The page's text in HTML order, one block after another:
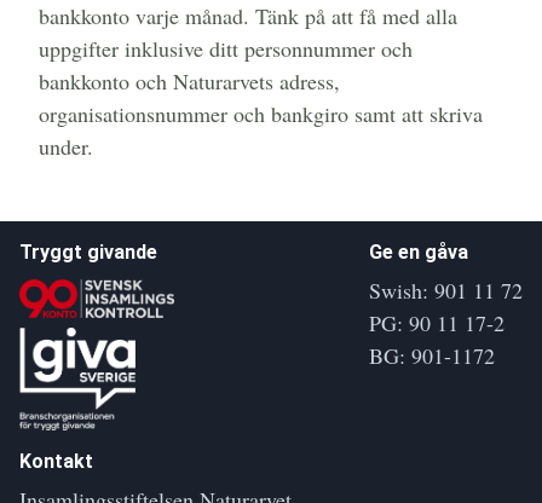
bankkonto varje månad. Tänk på att få med alla
uppgifter inklusive ditt personnummer och
bankkonto och Naturarvets adress,
organisationsnummer och bankgiro samt att skriva
under.
Tryggt givande Ge en gåva
Swish: 901 11 72
PG: 90 11 17-2
BG: 901-1172
Kontakt